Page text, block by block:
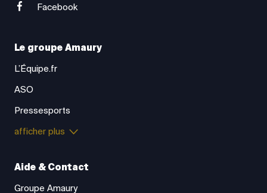
Facebook
Le groupe Amaury
L’Équipe.fr
ASO
Pressesports
afficher plus
Aide & Contact
Groupe Amaury